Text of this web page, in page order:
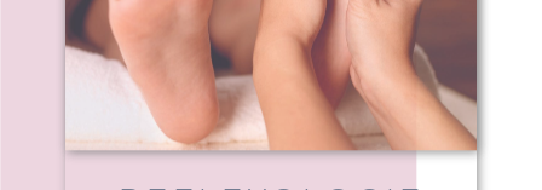
REFLEXOLOGIE
PLANTAIRE